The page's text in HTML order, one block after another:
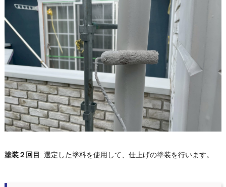
塗装２回目 : 選定した塗料を使用して、仕上げの塗装を行います。